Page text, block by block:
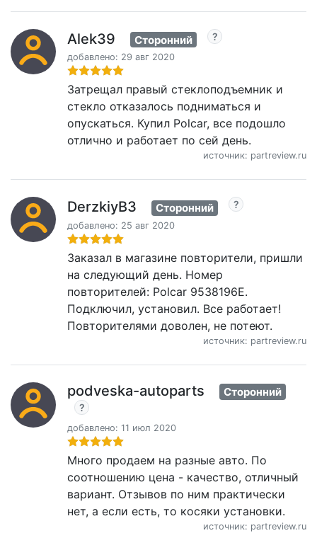
Alek39 Сторонний
добавлено: 29 авг 2020
Затрещал правый стеклоподъемник и
стекло отказалось подниматься и
опускаться. Купил Polcar, все подошло
отлично и работает по сей день.
источник: partreview.ru
DerzkiyB3 Сторонний
добавлено: 25 авг 2020
Заказал в магазине повторители, пришли
на следующий день. Номер
повторителей: Polcar 9538196E.
Подключил, установил. Все работает!
Повторителями доволен, не потеют.
источник: partreview.ru
podveska-autoparts Сторонний
добавлено: 11 июл 2020
Много продаем на разные авто. По
соотношению цена - качество, отличный
вариант. Отзывов по ним практически
нет, а если есть, то косяки установки.
источник: partreview.ru